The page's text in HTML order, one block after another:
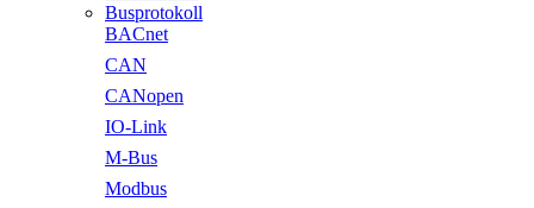
Busprotokoll
BACnet
CAN
CANopen
IO-Link
M-Bus
Modbus